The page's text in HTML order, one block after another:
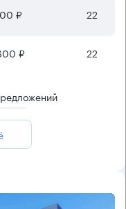
₽ 22
₽ 22